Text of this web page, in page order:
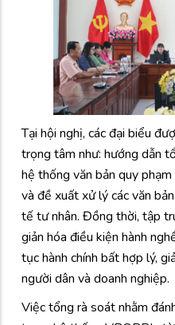
Tại hội nghị, các đại biểu
trọng tâm như: hướng dẫn
hệ thống văn bản quy
và đề xuất xử lý các văn
tế tư nhân. Đồng thời, tập
giản hóa điều kiện hành
tục hành chính bất hợp lý,
người dân và doanh nghiệp.
Việc tổng rà soát nhằm